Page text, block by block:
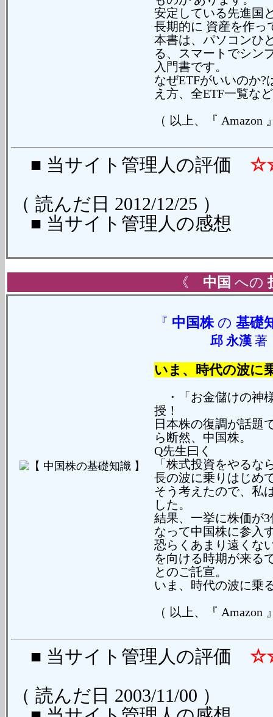
安定している先進国
長期的に 資産を作っ
本書は、パソコンひ
る、スマートでシン
入門書です。
なぜETFがいいのか?
え方、全ETF一覧な
（ 以上、『 Amazon
■ 当サイト管理人の評価
（ 読んだ日 2012/12/25 ）
■ 当サイト管理人の感想
《 中国 への
『 中国株の 基礎
邱 永漢
いま、時代の波に
・「お金儲けの神
授！
日本株の復調が話題
ら断然、中国株。
Q先生曰く
「株式投資をやる
長の波に乗りはじめ
そう考えたので、私
した。
結果、一挙に株価が
なって中国株に参入
恐らくあまり遠くな
を向ける時期が来る
とのご託宣。
いま、時代の波に乗
（ 以上、『 Amazon
■ 当サイト管理人の評価
（ 読んだ日 2003/11/00 ）